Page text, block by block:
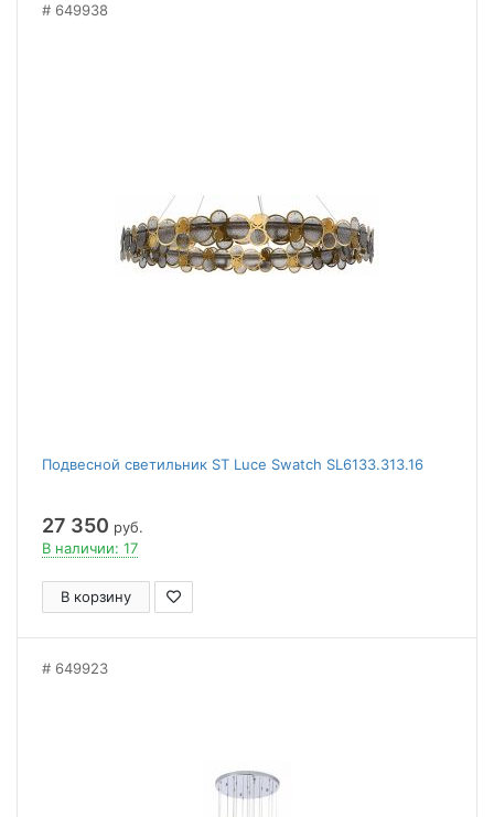
649938
Подвесной светильник ST Luce Swatch SL6133.313.16
27 350 руб.
В наличии: 17
В корзину
649923